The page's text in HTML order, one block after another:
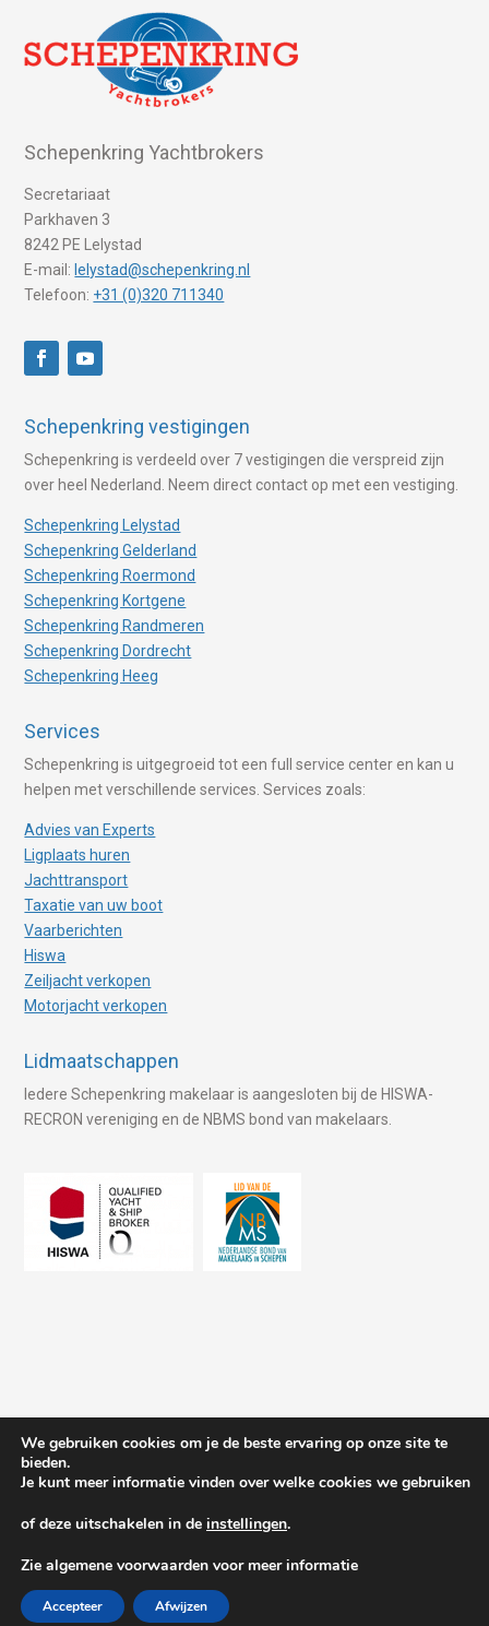
Schepenkring Yachtbrokers
Secretariaat
Parkhaven 3
8242 PE Lelystad
E-mail: lelystad@schepenkring.nl
Telefoon: +31 (0)320 711340
Schepenkring vestigingen
Schepenkring is verdeeld over 7 vestigingen die verspreid zijn
over heel Nederland. Neem direct contact op met een vestiging.
Schepenkring Lelystad
Schepenkring Gelderland
Schepenkring Roermond
Schepenkring Kortgene
Schepenkring Randmeren
Schepenkring Dordrecht
Schepenkring Heeg
Services
Schepenkring is uitgegroeid tot een full service center en kan u
helpen met verschillende services. Services zoals:
Advies van Experts
Ligplaats huren
Jachttransport
Taxatie van uw boot
Vaarberichten
Hiswa
Zeiljacht verkopen
Motorjacht verkopen
Lidmaatschappen
Iedere Schepenkring makelaar is aangesloten bij de HISWA-
RECRON vereniging en de NBMS bond van makelaars.
We gebruiken cookies om je de beste ervaring op onze site te
bieden.
Je kunt meer informatie vinden over welke cookies we gebruiken
of deze uitschakelen in de instellingen.
Zie algemene voorwaarden voor meer informatie
Accepteer Afwijzen